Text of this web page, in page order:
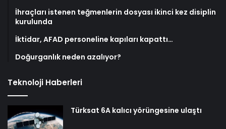
İhraçları istenen teğmenlerin dosyası ikinci kez disiplin
kurulunda
İktidar, AFAD personeline kapıları kapattı…
Doğurganlık neden azalıyor?
Teknoloji Haberleri
Türksat 6A kalıcı yörüngesine ulaştı